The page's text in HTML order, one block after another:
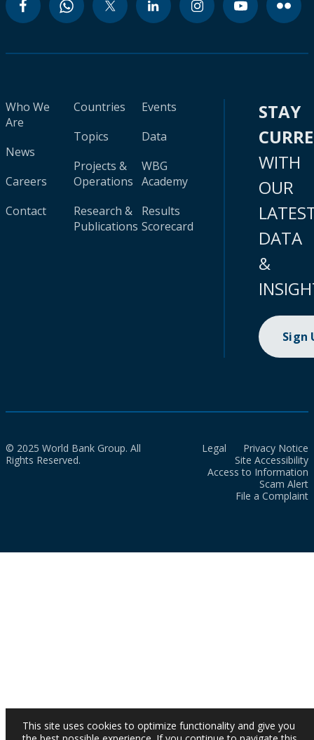
Who We
Are
News
Careers
Contact
Countries
Topics
Projects &
Operations
Research &
Publications
Events
Data
WBG
Academy
Results
Scorecard
STAY
WITH
OUR
DATA
&
Sign
© 2025 World Bank Group. All
Rights Reserved.
Legal
Privacy Notice
Site Accessibility
Access to Information
Scam Alert
File a Complaint
This site uses cookies to optimize functionality and give you